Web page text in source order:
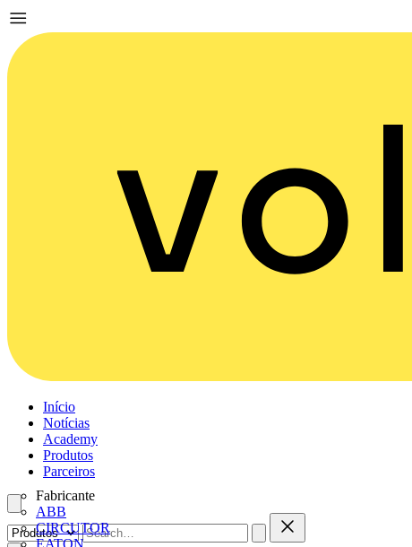
Início
Notícias
Academy
Produtos
Parceiros
Fabricante
ABB
CIRCUTOR
EATON